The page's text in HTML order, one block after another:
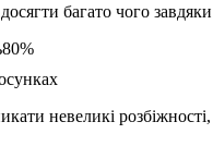
багато чого
80%
невеликі